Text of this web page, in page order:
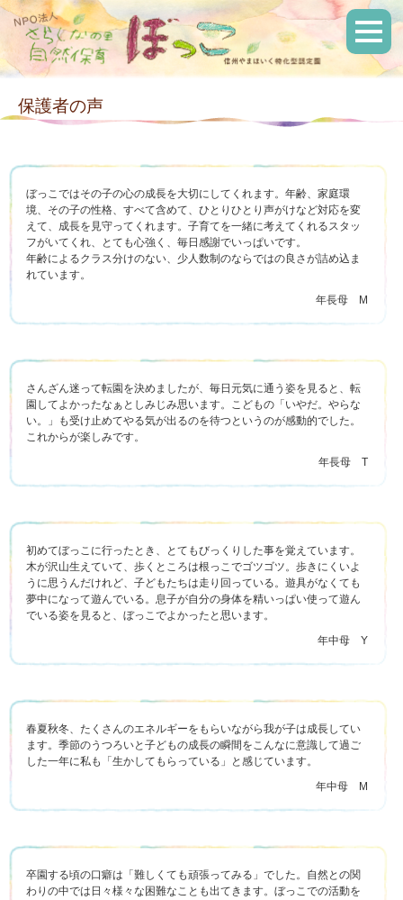
保護者の声
ぼっこではその子の心の成長を大切にしてくれます。年齢、家庭環
境、その子の性格、すべて含めて、ひとりひとり声がけなど対応を変
えて、成長を見守ってくれます。子育てを一緒に考えてくれるスタッ
フがいてくれ、とても心強く、毎日感謝でいっぱいです。
年齢によるクラス分けのない、少人数制のならではの良さが詰め込ま
れています。
年長母 M
さんざん迷って転園を決めましたが、毎日元気に通う姿を見ると、転
園してよかったなぁとしみじみ思います。こどもの「いやだ。やらな
い。」も受け止めてやる気が出るのを待つというのが感動的でした。
これからが楽しみです。
年長母 T
初めてぼっこに行ったとき、とてもびっくりした事を覚えています。
木が沢山生えていて、歩くところは根っこでゴツゴツ。歩きにくいよ
うに思うんだけれど、子どもたちは走り回っている。遊具がなくても
夢中になって遊んでいる。息子が自分の身体を精いっぱい使って遊ん
でいる姿を見ると、ぼっこでよかったと思います。
年中母 Y
春夏秋冬、たくさんのエネルギーをもらいながら我が子は成長してい
ます。季節のうつろいと子どもの成長の瞬間をこんなに意識して過ご
した一年に私も「生かしてもらっている」と感じています。
年中母 M
卒園する頃の口癖は「難しくても頑張ってみる」でした。自然との関
わりの中では日々様々な困難なことも出てきます。ぼっこでの活動を